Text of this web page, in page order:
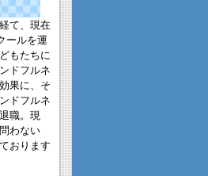
て、現在
ールを運
もたちに
ドフルネ
果に、そ
ドフルネ
職。現
わない
おります